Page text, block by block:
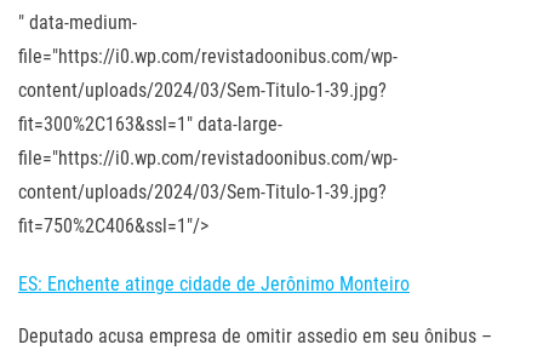
" data-medium-
file="https://i0.wp.com/revistadoonibus.com/wp-
content/uploads/2024/03/Sem-Titulo-1-39.jpg?
fit=300%2C163&ssl=1" data-large-
file="https://i0.wp.com/revistadoonibus.com/wp-
content/uploads/2024/03/Sem-Titulo-1-39.jpg?
fit=750%2C406&ssl=1"/>
ES: Enchente atinge cidade de Jerônimo Monteiro
Deputado acusa empresa de omitir assedio em seu ônibus –